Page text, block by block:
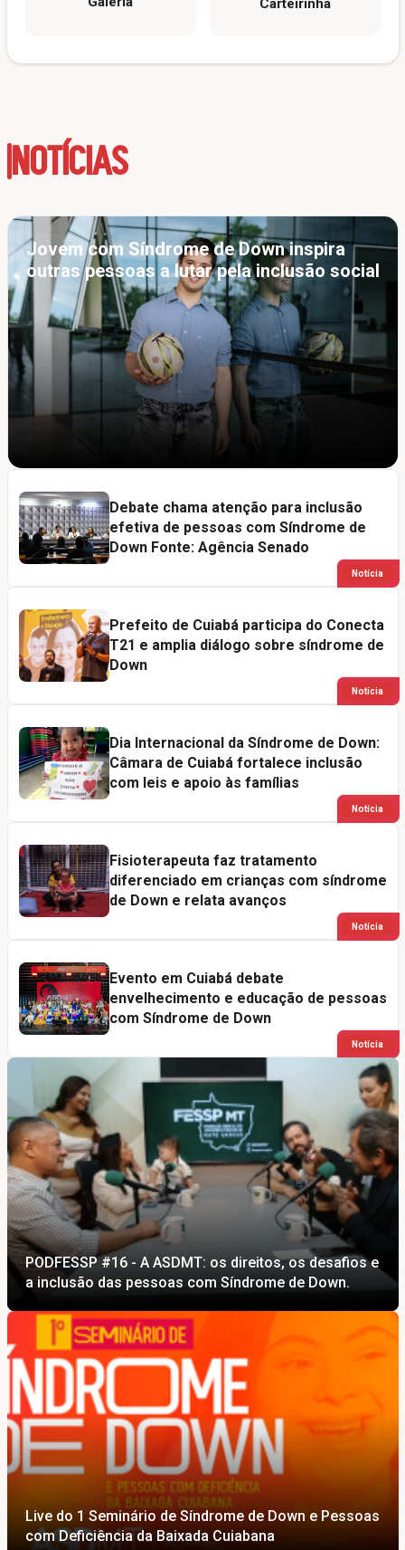
Carteirinha
NOTÍCIAS
Jovem com Síndrome de Down inspira
outras pessoas a lutar pela inclusão social
Debate chama atenção para inclusão
efetiva de pessoas com Síndrome de
Down Fonte: Agência Senado
Notícia
Prefeito de Cuiabá participa do Conecta
T21 e amplia diálogo sobre síndrome de
Down
Notícia
Dia Internacional da Síndrome de Down:
Câmara de Cuiabá fortalece inclusão
com leis e apoio às famílias
Notícia
Fisioterapeuta faz tratamento
diferenciado em crianças com síndrome
de Down e relata avanços
Notícia
Evento em Cuiabá debate
envelhecimento e educação de pessoas
com Síndrome de Down
Notícia
PODFESSP #16 - A ASDMT: os direitos, os desafios e
a inclusão das pessoas com Síndrome de Down.
Live do 1 Seminário de Síndrome de Down e Pessoas
com Deficiência da Baixada Cuiabana